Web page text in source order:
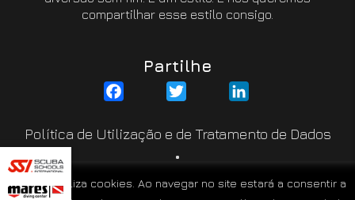
Este site utiliza cookies. Ao navegar no site estará a consentir a
compartilhar esse estilo consigo.
Partilhe
Facebook
Política de Utilização e de Tratamento de Dados
Resolução de Litígios